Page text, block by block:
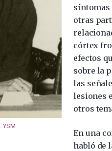
YSM
síntomas
otras
córtex
efectos
sobre la
las
lesiones
otros
En una
habló de